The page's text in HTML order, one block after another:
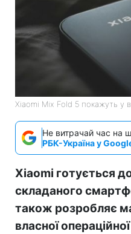
Xiaomi Mix Fold 5 покажуть у
Не витрачай час на
РБК-Україна у
Xiaomi готується
складаного
також розробляє
власної